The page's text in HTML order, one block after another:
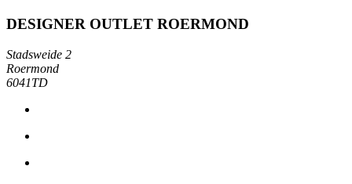
DESIGNER OUTLET ROERMOND
Stadsweide 2
Roermond
6041TD